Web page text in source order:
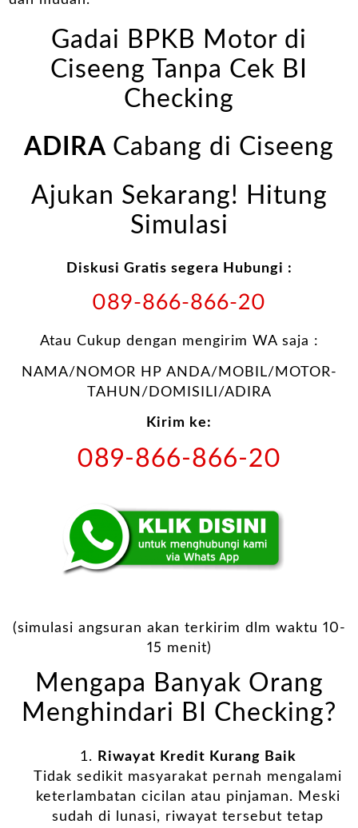
Gadai BPKB Motor di
Ciseeng Tanpa Cek BI
Checking
ADIRA Cabang di Ciseeng
Ajukan Sekarang! Hitung
Simulasi
Diskusi Gratis segera Hubungi :
089-866-866-20
Atau Cukup dengan mengirim WA saja :
NAMA/NOMOR HP ANDA/MOBIL/MOTOR-
TAHUN/DOMISILI/ADIRA
Kirim ke:
089-866-866-20
(simulasi angsuran akan terkirim dlm waktu 10-
15 menit)
Mengapa Banyak Orang
Menghindari BI Checking?
Riwayat Kredit Kurang Baik
Tidak sedikit masyarakat pernah mengalami
keterlambatan cicilan atau pinjaman. Meski
sudah di lunasi, riwayat tersebut tetap